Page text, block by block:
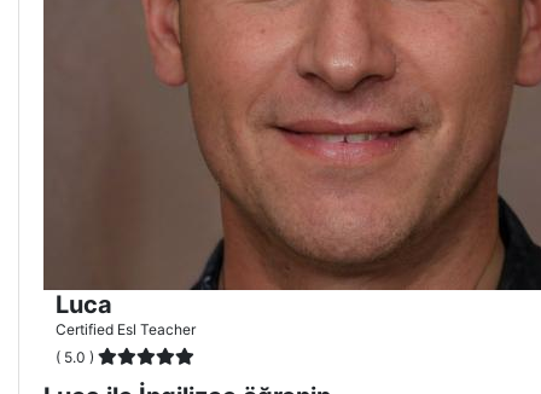
Luca
Certified Esl Teacher
( 5.0 )